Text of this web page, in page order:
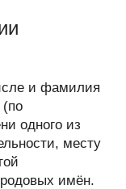
и фамилия
(по
одного из
месту
имён.